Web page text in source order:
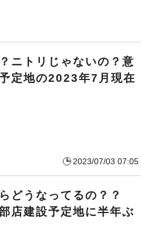
ニトリじゃないの？意
定地の2023年7月現在
2023/07/03 07:05
どうなってるの？？
店建設予定地に半年ぶ